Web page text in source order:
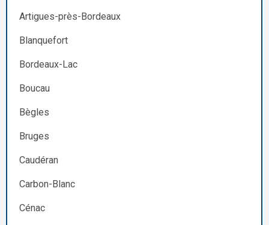
Artigues-près-Bordeaux
Blanquefort
Bordeaux-Lac
Boucau
Bègles
Bruges
Caudéran
Carbon-Blanc
Cénac